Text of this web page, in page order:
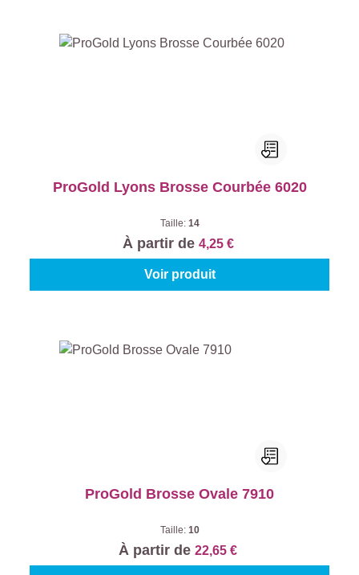
ProGold Lyons Brosse Courbée 6020
Taille: 14
À partir de 4,25 €
Voir produit
ProGold Brosse Ovale 7910
Taille: 10
À partir de 22,65 €